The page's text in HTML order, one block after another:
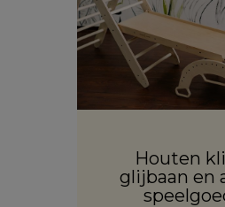
Houten
glijbaan en